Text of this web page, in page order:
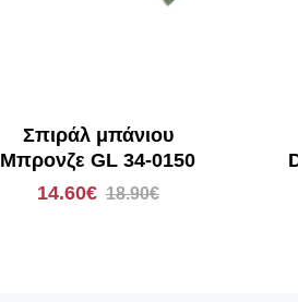
Σπιράλ μπάνιου
Μπρονζε GL 34-0150
14.60€ 18.90€